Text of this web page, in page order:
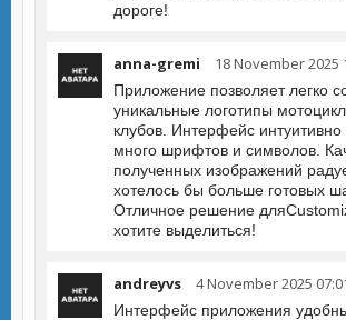
дороге!
anna-gremi 18 November 2025
Приложение позволяет легко
уникальные логотипы
клубов. Интерфейс интуитивно
много шрифтов и символов.
полученных изображений
хотелось бы больше готовых
Отличное решение
хотите выделиться!
andreyvs 4 November 2025
Интерфейс приложения